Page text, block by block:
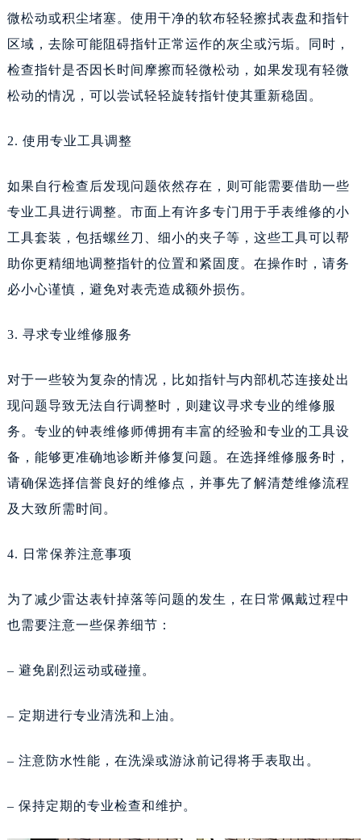
微松动或积尘堵塞。使用干净的软布轻轻擦拭表盘和指针
区域，去除可能阻碍指针正常运作的灰尘或污垢。同时，
检查指针是否因长时间摩擦而轻微松动，如果发现有轻微
松动的情况，可以尝试轻轻旋转指针使其重新稳固。
2. 使用专业工具调整
如果自行检查后发现问题依然存在，则可能需要借助一些
专业工具进行调整。市面上有许多专门用于手表维修的小
工具套装，包括螺丝刀、细小的夹子等，这些工具可以帮
助你更精细地调整指针的位置和紧固度。在操作时，请务
必小心谨慎，避免对表壳造成额外损伤。
3. 寻求专业维修服务
对于一些较为复杂的情况，比如指针与内部机芯连接处出
现问题导致无法自行调整时，则建议寻求专业的维修服
务。专业的钟表维修师傅拥有丰富的经验和专业的工具设
备，能够更准确地诊断并修复问题。在选择维修服务时，
请确保选择信誉良好的维修点，并事先了解清楚维修流程
及大致所需时间。
4. 日常保养注意事项
为了减少雷达表针掉落等问题的发生，在日常佩戴过程中
也需要注意一些保养细节：
– 避免剧烈运动或碰撞。
– 定期进行专业清洗和上油。
– 注意防水性能，在洗澡或游泳前记得将手表取出。
– 保持定期的专业检查和维护。